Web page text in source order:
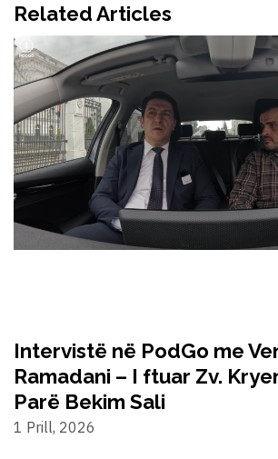
Related Articles
Intervistë në PodGo me
Ramadani – I ftuar Zv.
Parë Bekim Sali
1 Prill, 2026